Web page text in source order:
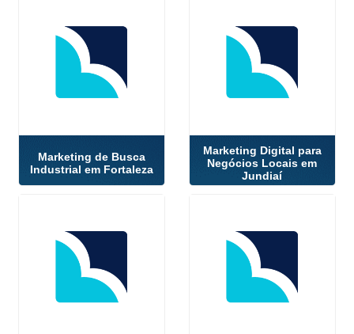
Marketing de Busca
Industrial em Fortaleza
Marketing Digital para
Negócios Locais em
Jundiaí